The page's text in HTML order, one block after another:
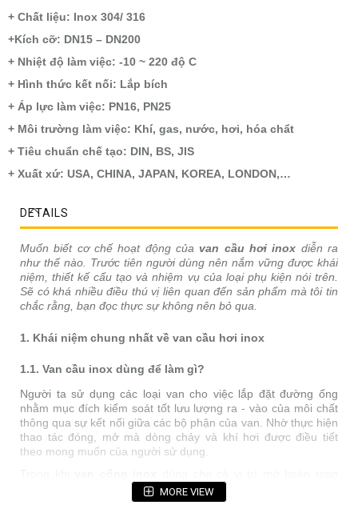
+ Chất liệu: Inox 304/ 316
+Kích cỡ: DN15 – DN200
+ Nhiệt độ làm việc: -10 ~ 220 độ C
+ Hình thức kết nối: Lắp bích
+ Áp lực làm việc: PN16, PN25
+ Môi trường làm việc: Khí, gas, nước, hơi, hóa chẩt
+ Tiêu chuẩn chế tạo: DIN, BS, JIS
+ Xuất xứ: USA, CHINA, JAPAN, KOREA, LONDON,…
DETAILS
Muốn biết cơ chế hoạt động củavan cầu hơi inox diễn ra
như thế nào. Trước tiên người dùng nên nắm vững được khái
niệm, thiết kế cấu tạo và nhiệm vụ của loại phụ kiện nói trên.
Sẽ có khá nhiều điều thú vị liên quan đến sản phẩm mà tôi tin
chắc rằng, bạn đọc thực sự không nên bỏ qua.
1. Khái niệm chung nhất về van cầu hơi inox
1.1. Van cầu inox dùng để làm gì?
Người ta sử dụng các loại van cho việc lắp đặt đường ống
nhằm mục đích kiểm soát tốt lưu lượng ra - vào của môi chất
thông qua sự kết nối giữa các bộ phận của van. Nhờ thực hiện
thao tác đóng, mở mà dòng chảy và khí hơi được điều tiết
theo mong muốn của người sử dụng.
hoặc đóng hoàn toàn. Van cầu inox lại chủ yếu được sản xuất
để điều tiết dòng chảy ở vị trí mở cửa một phần. Đây có lẽ là
MORE VIEW